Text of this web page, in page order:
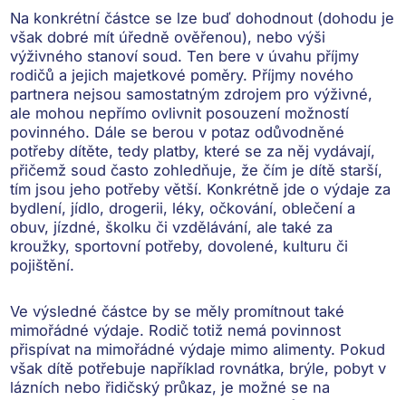
Na konkrétní částce se lze buď dohodnout (dohodu je
však dobré mít úředně ověřenou), nebo výši
výživného stanoví soud. Ten bere v úvahu příjmy
rodičů a jejich majetkové poměry. Příjmy nového
partnera nejsou samostatným zdrojem pro výživné,
ale mohou nepřímo ovlivnit posouzení možností
povinného. Dále se berou v potazodůvodněné
potřeby dítěte, tedy platby, které se za něj vydávají,
přičemž soud často zohledňuje, že čím je dítě starší,
tím jsou jeho potřeby větší. Konkrétně jde o výdaje za
bydlení, jídlo, drogerii, léky, očkování, oblečení a
obuv, jízdné, školku či vzdělávání, ale také za
kroužky, sportovní potřeby, dovolené, kulturu či
pojištění.
Ve výsledné částce by se měly promítnout také
mimořádné výdaje. Rodič totiž nemá povinnost
přispívat na mimořádné výdaje mimo alimenty. Pokud
však dítě potřebuje například rovnátka, brýle, pobyt v
lázních nebo řidičský průkaz, je možné se na